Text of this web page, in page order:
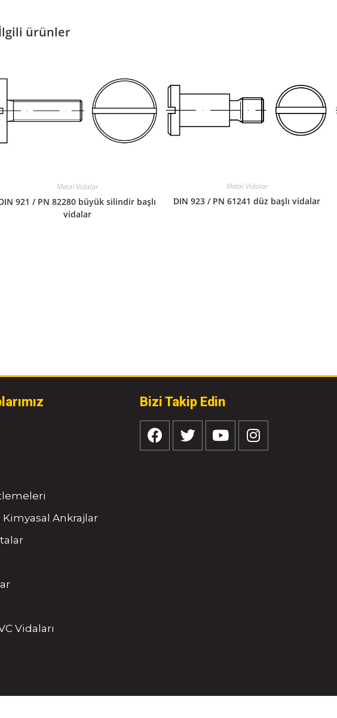
ürünler
Metal Vidalar
921 / PN 82280 büyük silindir başlı
vidalar
Metal Vidalar
DIN 923 / PN 61241 düz başlı vidalar
Kimyasal Ankrajlar
Vidaları
Bizi Takip Edin